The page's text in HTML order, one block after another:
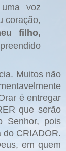
voz
coração,
filho,
Muitos não
é entregar
que serão
Senhor, pois
do CRIADOR.
em quem